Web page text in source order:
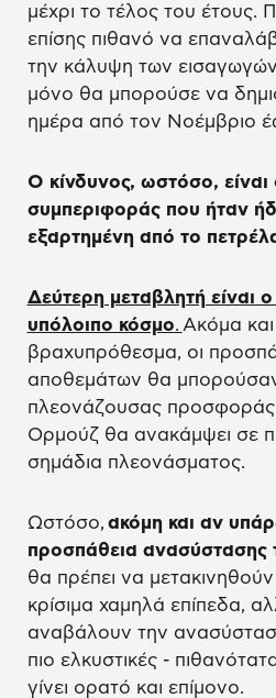
μέχρι το τέλος του έτους.
επίσης πιθανό να
την κάλυψη των
μόνο θα μπορούσε να
ημέρα από τον Νοέμβριο
Ο κίνδυνος, ωστόσο, είναι
συμπεριφοράς που ήταν
εξαρτημένη από το
Δεύτερη μεταβλητή
υπόλοιπο κόσμο. Ακόμα
βραχυπρόθεσμα, οι
αποθεμάτων θα
πλεονάζουσας
Ορμούζ θα ανακάμψει σε
σημάδια πλεονάσματος.
Ωστόσο, ακόμη και αν
προσπάθεια
θα πρέπει να
κρίσιμα χαμηλά επίπεδα,
αναβάλουν την
πιο ελκυστικές -
γίνει ορατό και επίμονο.